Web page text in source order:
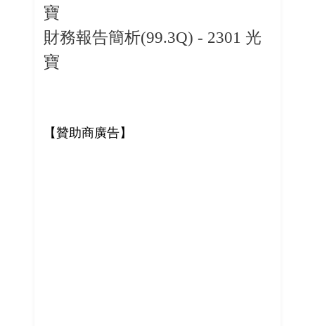
寶
財務報告簡析(99.3Q) - 2301 光
寶
【贊助商廣告】